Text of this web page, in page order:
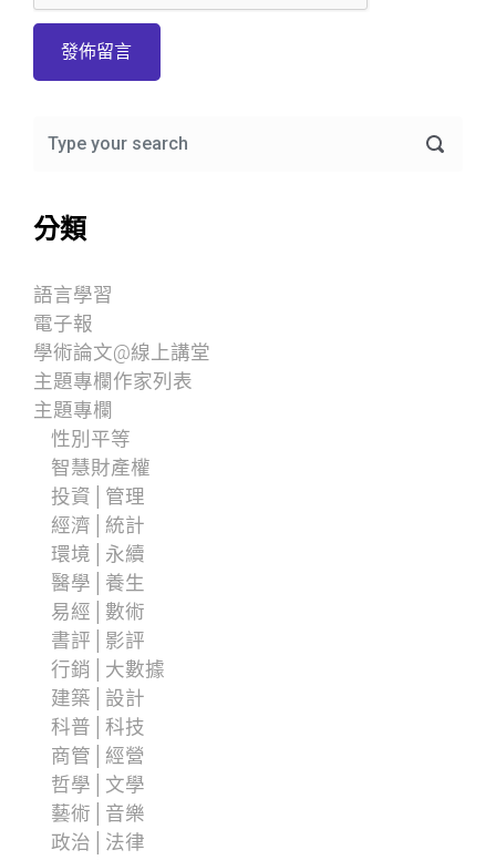
分類
語言學習
電子報
學術論文@線上講堂
主題專欄作家列表
主題專欄
性別平等
智慧財產權
投資│管理
經濟│統計
環境│永續
醫學│養生
易經│數術
書評│影評
行銷│大數據
建築│設計
科普│科技
商管│經營
哲學│文學
藝術│音樂
政治│法律